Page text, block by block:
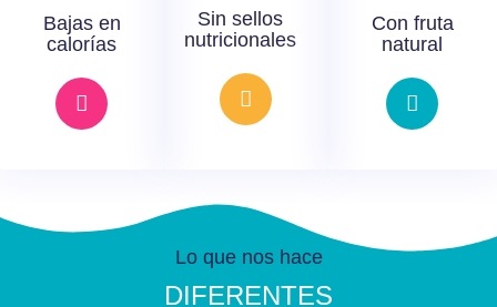
Bajas en
calorías
Sin sellos
nutricionales
Con fruta
natural
Lo que nos hace
DIFERENTES